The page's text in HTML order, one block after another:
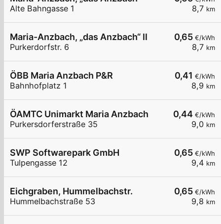
8,7 km
Alte Bahngasse 1
0,65 €/kWh
8,7 km
Maria-Anzbach, „das Anzbach“ II
Purkerdorfstr. 6
0,41 €/kWh
8,9 km
ÖBB Maria Anzbach P&R
Bahnhofplatz 1
0,44 €/kWh
9,0 km
ÖAMTC Unimarkt Maria Anzbach
Purkersdorferstraße 35
0,65 €/kWh
9,4 km
SWP Softwarepark GmbH
Tulpengasse 12
0,65 €/kWh
9,8 km
Eichgraben, Hummelbachstr.
Hummelbachstraße 53